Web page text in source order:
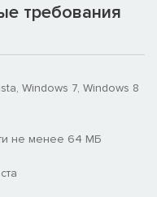
можно снова
Вы можете отказаться
ее с экрана.
в полноэкранный
требования
Windows 7, Windows 8
не менее 64 МБ